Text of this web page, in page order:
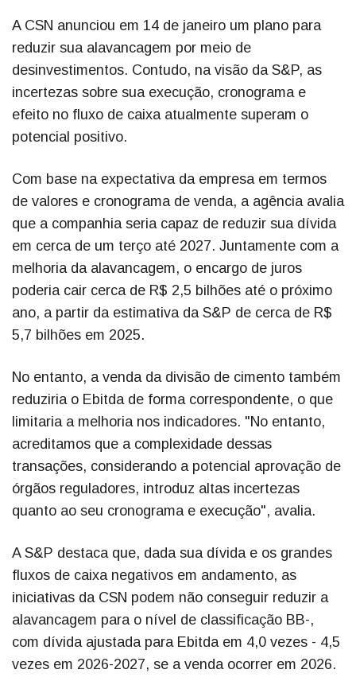
A CSN anunciou em 14 de janeiro um plano para
reduzir sua alavancagem por meio de
desinvestimentos. Contudo, na visão da S&P, as
incertezas sobre sua execução, cronograma e
efeito no fluxo de caixa atualmente superam o
potencial positivo.
Com base na expectativa da empresa em termos
de valores e cronograma de venda, a agência avalia
que a companhia seria capaz de reduzir sua dívida
em cerca de um terço até 2027. Juntamente com a
melhoria da alavancagem, o encargo de juros
poderia cair cerca de R$ 2,5 bilhões até o próximo
ano, a partir da estimativa da S&P de cerca de R$
5,7 bilhões em 2025.
No entanto, a venda da divisão de cimento também
reduziria o Ebitda de forma correspondente, o que
limitaria a melhoria nos indicadores. "No entanto,
acreditamos que a complexidade dessas
transações, considerando a potencial aprovação de
órgãos reguladores, introduz altas incertezas
quanto ao seu cronograma e execução", avalia.
A S&P destaca que, dada sua dívida e os grandes
fluxos de caixa negativos em andamento, as
iniciativas da CSN podem não conseguir reduzir a
alavancagem para o nível de classificação BB-,
com dívida ajustada para Ebitda em 4,0 vezes - 4,5
vezes em 2026-2027, se a venda ocorrer em 2026.